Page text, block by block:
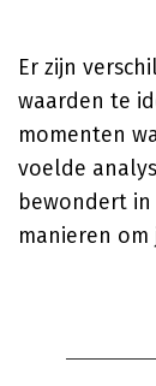
Er zijn
waarden te
momenten
voelde
bewondert
manieren